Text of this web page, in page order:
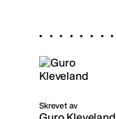
Skrevet av